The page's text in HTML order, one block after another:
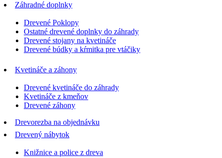
Záhradné doplnky
Drevené Poklopy
Ostatné drevené doplnky do záhrady
Drevené stojany na kvetináče
Drevené búdky a kŕmitka pre vtáčiky
Kvetináče a záhony
Drevené kvetináče do záhrady
Kvetináče z kmeňov
Drevené záhony
Drevorezba na objednávku
Drevený nábytok
Knižnice a police z dreva